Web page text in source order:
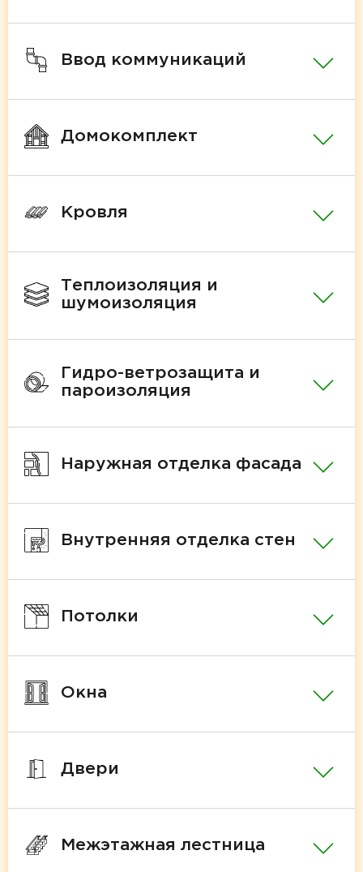
Ввод коммуникаций
Домокомплект
Кровля
Теплоизоляция и
шумоизоляция
Гидро-ветрозащита и
пароизоляция
Наружная отделка фасада
Внутренняя отделка стен
Потолки
Окна
Двери
Межэтажная лестница